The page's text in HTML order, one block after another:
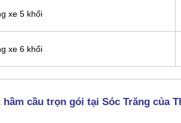
xe 5 khối
xe 6 khối
hầm cầu trọn gói tại Sóc Trăng của